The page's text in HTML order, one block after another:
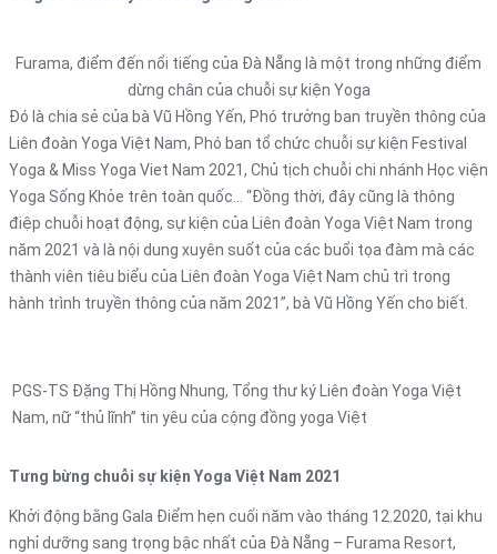
Furama, điểm đến nổi tiếng của Đà Nẵng là một trong những điểm
dừng chân của chuỗi sự kiện Yoga
Đó là chia sẻ của bà Vũ Hồng Yến, Phó trưởng ban truyền thông của
Liên đoàn Yoga Việt Nam, Phó ban tổ chức chuỗi sự kiện Festival
Yoga & Miss Yoga Viet Nam 2021, Chủ tịch chuỗi chi nhánh Học viện
Yoga Sống Khỏe trên toàn quốc… “Đồng thời, đây cũng là thông
điệp chuỗi hoạt động, sự kiện của Liên đoàn Yoga Việt Nam trong
năm 2021 và là nội dung xuyên suốt của các buổi tọa đàm mà các
thành viên tiêu biểu của Liên đoàn Yoga Việt Nam chủ trì trong
hành trình truyền thông của năm 2021”, bà Vũ Hồng Yến cho biết.
PGS-TS Đặng Thị Hồng Nhung, Tổng thư ký Liên đoàn Yoga Việt
Nam, nữ “thủ lĩnh” tin yêu của cộng đồng yoga Việt
Tưng bừng chuỗi sự kiện Yoga Việt Nam 2021
Khởi động bằng Gala Điểm hẹn cuối năm vào tháng 12.2020, tại khu
nghỉ dưỡng sang trọng bậc nhất của Đà Nẵng – Furama Resort,